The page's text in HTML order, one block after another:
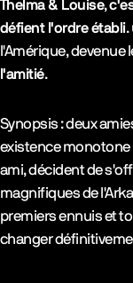
Thelma & Louise,
défient l'ordre établi.
l'Amérique, devenue
l'amitié.
Synopsis : deux
existence monotone
ami, décident de
magnifiques de
premiers ennuis et
changer